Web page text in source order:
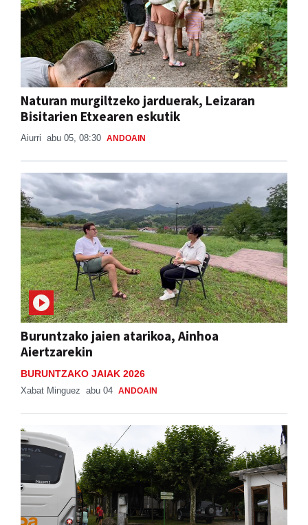
Naturan murgiltzeko jarduerak, Leizaran
Bisitarien Etxearen eskutik
Aiurri abu 05, 08:30 ANDOAIN
Buruntzako jaien atarikoa, Ainhoa
Aiertzarekin
BURUNTZAKO JAIAK 2026
Xabat Minguez abu 04 ANDOAIN